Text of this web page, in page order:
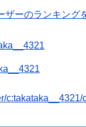
ザーのランキング